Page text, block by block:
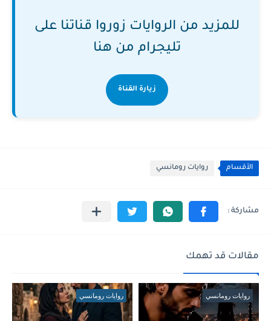
للمزيد من الروايات زوروا قناتنا على
تليجرام من هنا
زيارة القناة
الأقسام روايات رومانسي
مقالات قد تهمك
روايات رومانسي روايات رومانسي